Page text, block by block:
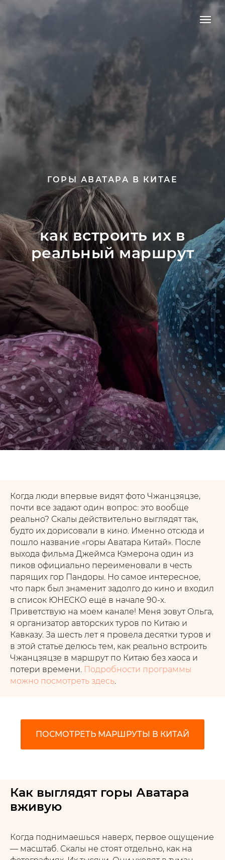
ГОРЫ АВАТАРА В КИТАЕ
как встроить их в
реальный маршрут
Когда люди впервые видят фото Чжанцзяцзе,
почти все задают один вопрос: это вообще
реально? Скалы действительно выглядят так,
будто их дорисовали в кино. Именно отсюда и
пошло название «горы Аватара Китай». После
выхода фильма Джеймса Кэмерона один из
пиков официально переименовали в честь
парящих гор Пандоры. Но самое интересное,
что парк был знаменит задолго до кино и входил
в список ЮНЕСКО ещё в начале 90-х.
Приветствую на моем канале! Меня зовут Ольга,
я организатор авторских туров по Китаю и
Кавказу. За шесть лет я провела десятки туров и
в этой статье делюсь тем, как реально встроить
Чжанцзяцзе в маршрут по Китаю без хаоса и
потери времени. Подробности программы
можно посмотреть здесь.
ПОСМОТРЕТЬ МАРШРУТЫ В КИТАЙ
Как выглядят горы Аватара
вживую
Когда поднимаешься наверх, первое ощущение
— масштаб. Скалы не стоят отдельно, как на